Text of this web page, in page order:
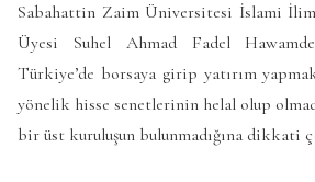
Sabahattin Zaim Üniversitesi İslami
Üyesi Suhel Ahmad Fadel
Türkiye’de borsaya girip yatırım
yönelik hisse senetlerinin helal olup
bir üst kuruluşun bulunmadığına dikkati